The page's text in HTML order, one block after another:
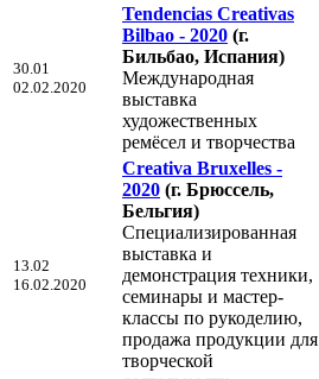
30.01
02.02.2020
Tendencias Creativas
Bilbao - 2020 (г.
Бильбао, Испания)
Международная
выставка
художественных
ремёсел и творчества
13.02
16.02.2020
Creativa Bruxelles -
2020 (г. Брюссель,
Бельгия)
Специализированная
выставка и
демонстрация техники,
семинары и мастер-
классы по рукоделию,
продажа продукции для
творческой